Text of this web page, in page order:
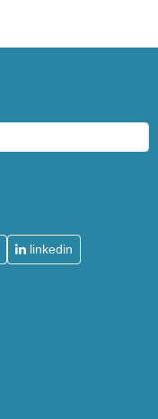
linkedin